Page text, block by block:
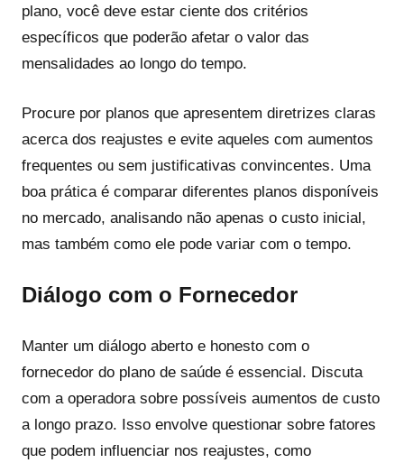
plano, você deve estar ciente dos critérios
específicos que poderão afetar o valor das
mensalidades ao longo do tempo.
Procure por planos que apresentem diretrizes claras
acerca dos reajustes e evite aqueles com aumentos
frequentes ou sem justificativas convincentes. Uma
boa prática é comparar diferentes planos disponíveis
no mercado, analisando não apenas o custo inicial,
mas também como ele pode variar com o tempo.
Diálogo com o Fornecedor
Manter um diálogo aberto e honesto com o
fornecedor do plano de saúde é essencial. Discuta
com a operadora sobre possíveis aumentos de custo
a longo prazo. Isso envolve questionar sobre fatores
que podem influenciar nos reajustes, como